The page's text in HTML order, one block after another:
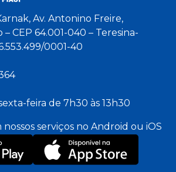
Av. Antonino Freire,
– CEP 64.001-040 – Teresina-
0001-40
feira de 7h30 às 13h30
serviços no Android ou iOS